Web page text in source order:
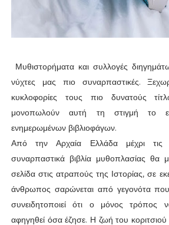
Μυθιστορήματα και συλλογές
νύχτες μας πιο συναρπαστικές.
κυκλοφορίες τους πιο δυνατούς
μονοπωλούν αυτή τη στιγμή το
ενημερωμένων βιβλιοφάγων.
Από την Αρχαία Ελλάδα μέχρι
συναρπαστικά βιβλία μυθοπλασίας θα
σελίδα στις ατραπούς της Ιστορίας, σε
άνθρωπος σαρώνεται από γεγονότα
συνειδητοποιεί ότι ο μόνος τρόπος
αφηγηθεί όσα έζησε. Η ζωή του